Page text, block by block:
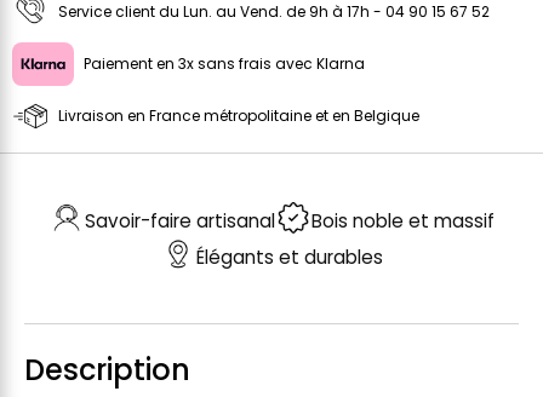
Service client du Lun. au Vend. de 9h à 17h - 04 90 15 67 52
Paiement en 3x sans frais avec Klarna
Livraison en France métropolitaine et en Belgique
Savoir-faire artisanal
Bois noble et massif
Élégants et durables
Description